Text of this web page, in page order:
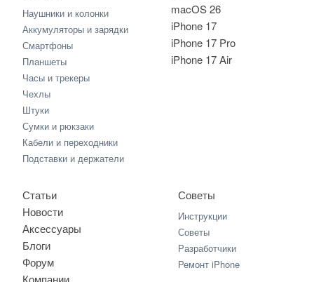
macOS 26
iPhone 17
iPhone 17 Pro
iPhone 17 Air
Наушники и колонки
Аккумуляторы и зарядки
Смартфоны
Планшеты
Часы и трекеры
Чехлы
Штуки
Сумки и рюкзаки
Кабели и переходники
Подставки и держатели
Статьи
Новости
Аксессуары
Блоги
Форум
Компании
Советы
Инструкции
Советы
Разработчики
Ремонт iPhone